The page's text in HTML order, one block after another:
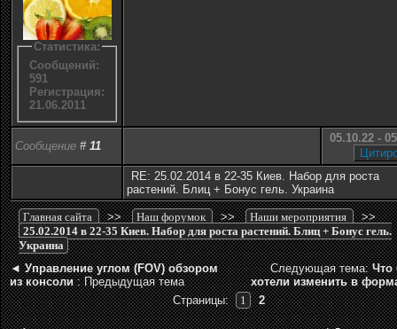
Статистика:
Сообщений:
591
Регистрация:
21.06.2011
Сообщение # 11
05.10.22 -
RE: 25.02.2014 в 22-35 Киев. Набор для роста
растений. Блиц + Бонус гель. Украина
Главная сайта >> Наш форумок >> Наши мероприятия >>
25.02.2014 в 22-35 Киев. Набор для роста растений. Блиц + Бонус гель.
Украина
◄Управление углом (FOV) обзором
из консоли: Предыдущая тема
Следующая тема:
хотели изменить в
Страницы: 1 2